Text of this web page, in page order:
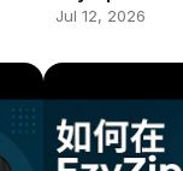
Installation
Jul 12, 2026